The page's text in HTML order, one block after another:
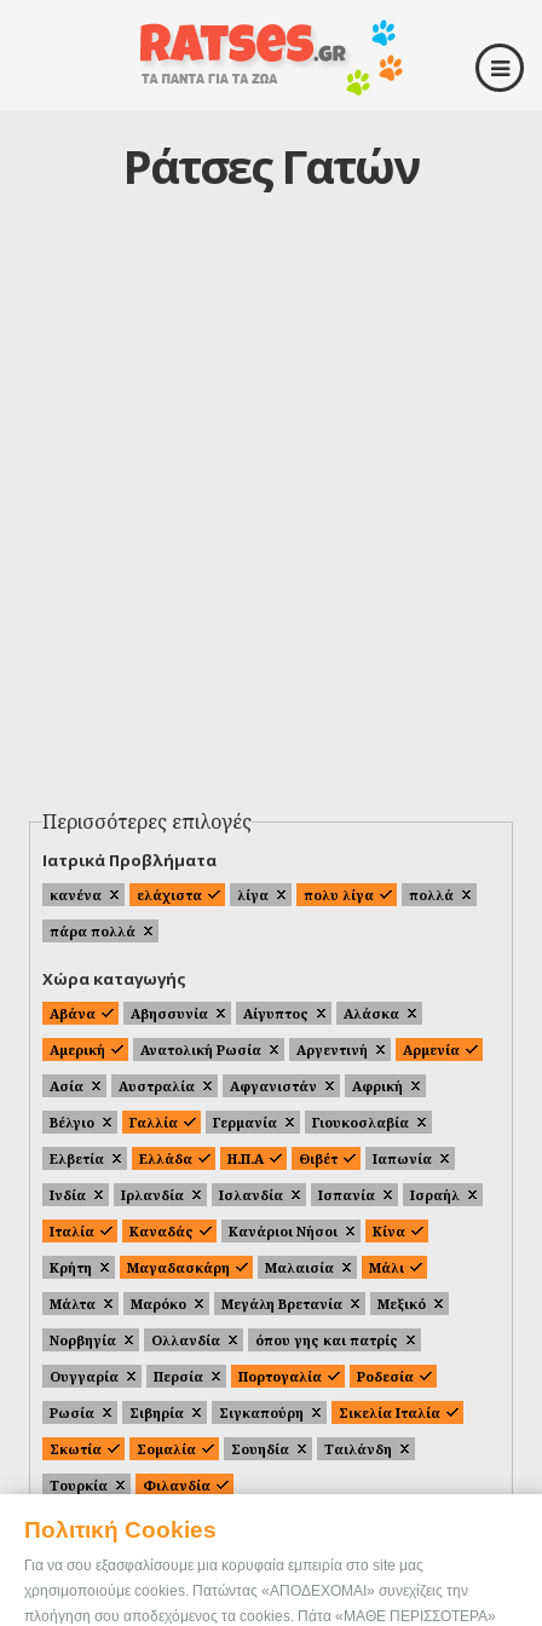
Πολιτική Cookies
Για να σου εξασφαλίσουμε μια κορυφαία εμπειρία στο site μας
χρησιμοποιούμε cookies. Πατώντας «ΑΠΟΔΕΧΟΜΑΙ» συνεχίζεις την
πλοήγηση σου αποδεχόμενος τα cookies. Πάτα «ΜΑΘΕ ΠΕΡΙΣΣΟΤΕΡΑ»
Ράτσες Γατών
Περισσότερες επιλογές
Ιατρικά Προβλήματα
κανένα ελάχιστα λίγα πολυ λίγα
πολλά
πάρα πολλά
Χώρα καταγωγής
Αβάνα Αβησσυνία Αίγυπτος
Αλάσκα
Αμερική
Ανατολική Ρωσία Αργεντινή
Αρμενία
Ασία
Αυστραλία Αφγανιστάν
Αφρική
Βέλγιο
Γαλλία Γερμανία
Γιουκοσλαβία
Ελβετία
Ελλάδα Η.Π.Α Θιβέτ
Ιαπωνία
Ινδία
Ιρλανδία Ισλανδία Ισπανία
Ισραήλ
Ιταλία
Καναδάς Κανάριοι Νήσοι
Κίνα
Κρήτη
Μαγαδασκάρη Μαλαισία
Μάλι
Μάλτα
Μαρόκο Μεγάλη Βρετανία
Μεξικό
Νορβηγία
Ολλανδία
όπου γης και πατρίς
Ουγγαρία
Περσία Πορτογαλία
Ροδεσία
Ρωσία
Σιβηρία Σιγκαπούρη
Σικελία Ιταλία
Σκωτία
Σομαλία Σουηδία
Ταιλάνδη
Τουρκία
Φιλανδία